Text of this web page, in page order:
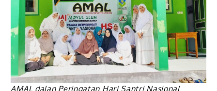
AMAL dalan Peringatan Hari Santri Nasional